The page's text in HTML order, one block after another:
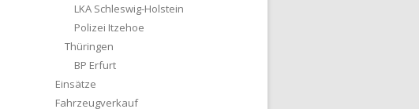
LKA Schleswig-Holstein
Polizei Itzehoe
Thüringen
BP Erfurt
Einsätze
Fahrzeugverkauf